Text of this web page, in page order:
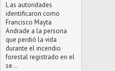
L as autoridades
identificaron como
Francisco Mayta
Andrade a la persona
que perdió la vida
durante el incendio
forestal registrado en el
se...